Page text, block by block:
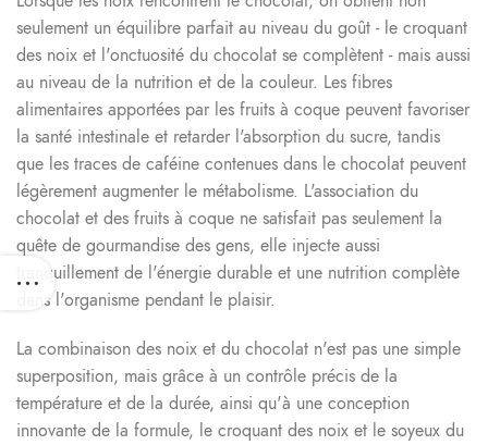
seulement un équilibre parfait au niveau du goût - le croquant
des noix et l'onctuosité du chocolat se complètent - mais aussi
au niveau de la nutrition et de la couleur. Les fibres
alimentaires apportées par les fruits à coque peuvent favoriser
la santé intestinale et retarder l'absorption du sucre, tandis
que les traces de caféine contenues dans le chocolat peuvent
légèrement augmenter le métabolisme. L'association du
chocolat et des fruits à coque ne satisfait pas seulement la
quête de gourmandise des gens, elle injecte aussi
tranquillement de l'énergie durable et une nutrition complète
dans l'organisme pendant le plaisir.
La combinaison des noix et du chocolat n'est pas une simple
superposition, mais grâce à un contrôle précis de la
température et de la durée, ainsi qu'à une conception
innovante de la formule, le croquant des noix et le soyeux du